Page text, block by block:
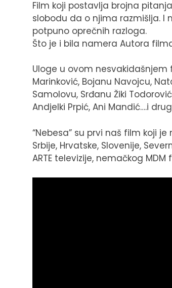
Film koji postavlja brojna
slobodu da o njima razmišlja. I
potpuno oprečnih razloga.
Što je i bila namera Autora
Uloge u ovom nesvakidašnjem
Marinković, Bojanu Navojcu,
Samolovu, Srđanu Žiki
Andjelki Prpić, Ani Mandić….i
“Nebesa” su prvi naš film koji
Srbije, Hrvatske, Slovenije,
ARTE televizije, nemačkog